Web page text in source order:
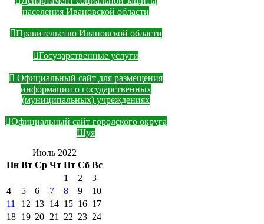
населения Ивановской области
Правительство Ивановской области
Государственные услуги
Официальный сайт для размещения
информации о государственных
(муниципальных) учреждениях
Официальный сайт городского округа
Шуя
Июль 2022
Пн Вт Ср Чт Пт Сб Вс
1
2
3
4
5 6 7 8 9
10
11
12 13 14 15 16 17
18 19 20 21 22 23 24